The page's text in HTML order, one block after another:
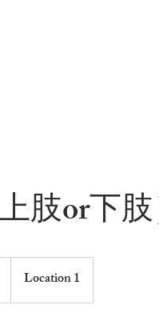
肢or下
Location 1